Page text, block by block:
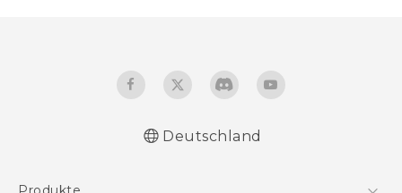
Deutschland